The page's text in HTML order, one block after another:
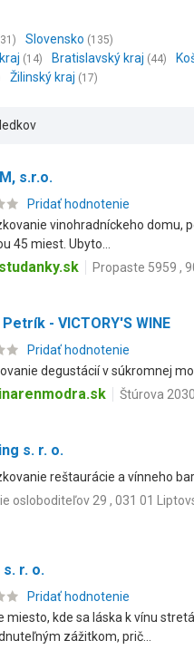
Slovensko (135)
(14) Bratislavský kraj (44)
Žilinský kraj (17)
s.r.o.
Pridať hodnotenie
vinohradníckeho domu,
45 miest. Ubyto...
Propaste 5959 ,
- VICTORY'S WINE
Pridať hodnotenie
degustácií v súkromnej
Štúrova
s. r. o.
reštaurácie a vínneho
osloboditeľov 29 , 031 01
r. o.
Pridať hodnotenie
miesto, kde sa láska k vínu
zážitkom, prič...